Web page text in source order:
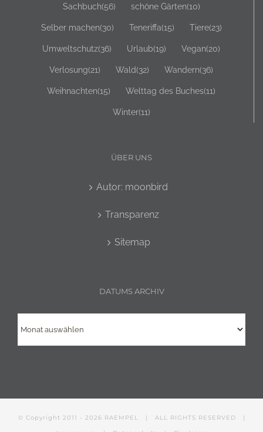
Sachbuch(56) schöne Gärten(10)
Selber machen(30) Teneriffa(15) Tiere(23)
Umweltschutz(36) Urlaub(19) Vegan(20)
Verlosung(21) Wald(32) Wandern(36)
Weihnachten(15) Welttag des Buches(11)
Winter(11)
ÜBER UNS
Autor: moonbird
Transparenz
Sitemap
DATUMS ARCHIV
Archiv
© Copyright 2011 - 2026 RAEMPEL | ALL RIGHTS RESERVED |